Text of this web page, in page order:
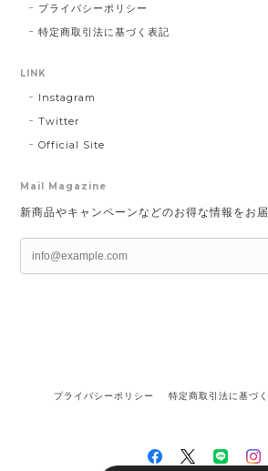
プライバシーポリシー
特定商取引法に基づく表記
LINK
Instagram
Twitter
Official Site
Mail Magazine
新商品やキャンペーンなどのお得な情報をお届
プライバシーポリシー 特定商取引法に基づ